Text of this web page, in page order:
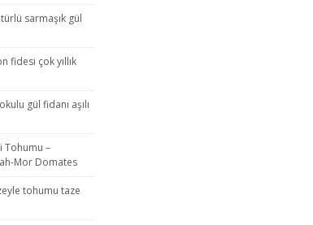
sarmaşık gül
fidesi çok yıllık
gül fidanı aşılı
Tohumu –
Mor Domates
tohumu taze